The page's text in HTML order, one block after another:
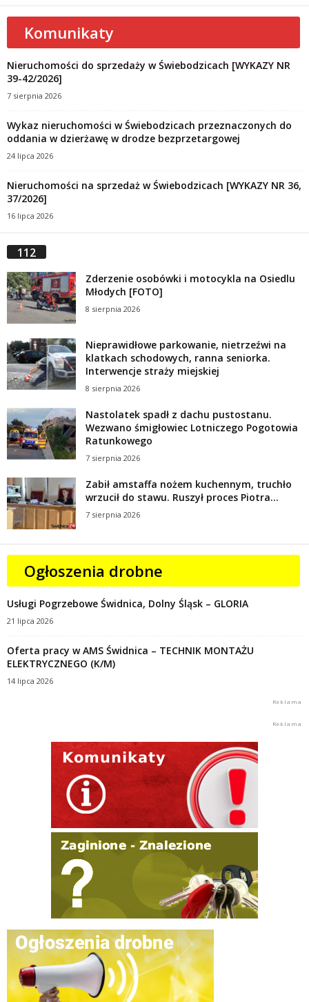
Komunikaty
Nieruchomości do sprzedaży w Świebodzicach [WYKAZY NR
39-42/2026]
7 sierpnia 2026
Wykaz nieruchomości w Świebodzicach przeznaczonych do
oddania w dzierżawę w drodze bezprzetargowej
24 lipca 2026
Nieruchomości na sprzedaż w Świebodzicach [WYKAZY NR 36,
37/2026]
16 lipca 2026
112
Zderzenie osobówki i motocykla na Osiedlu
Młodych [FOTO]
8 sierpnia 2026
Nieprawidłowe parkowanie, nietrzeźwi na
klatkach schodowych, ranna seniorka.
Interwencje straży miejskiej
8 sierpnia 2026
Nastolatek spadł z dachu pustostanu.
Wezwano śmigłowiec Lotniczego Pogotowia
Ratunkowego
7 sierpnia 2026
Zabił amstaffa nożem kuchennym, truchło
wrzucił do stawu. Ruszył proces Piotra...
7 sierpnia 2026
Ogłoszenia drobne
Usługi Pogrzebowe Świdnica, Dolny Śląsk – GLORIA
21 lipca 2026
Oferta pracy w AMS Świdnica – TECHNIK MONTAŻU
ELEKTRYCZNEGO (K/M)
14 lipca 2026